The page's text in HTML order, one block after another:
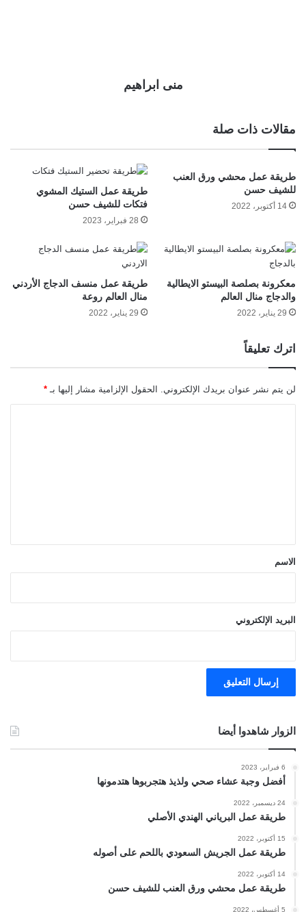
منى ابراهيم
مقالات ذات صلة
طريقة عمل محشي ورق العنب
للشيف حسن
14 أكتوبر، 2022
طريقة عمل الستيك المشوي
فتكات للشيف حسن
28 فبراير، 2023
معكرونة بصلصة البيستو الايطالية
والدجاج منال العالم
29 يناير، 2022
طريقة عمل منسف الدجاج الأردني
منال العالم روعة
29 يناير، 2022
اترك تعليقاً
لن يتم نشر عنوان بريدك الإلكتروني. الحقول الإلزامية مشار إليها بـ *
*الاسم
البريد الإلكتروني
الزوار شاهدوا أيضا
6 فبراير، 2023
أفضل وجبة عشاء صحي ولذيذ هتجربوها هتدمونها
24 ديسمبر، 2022
طريقة عمل البرياني الهندي الأصلي
15 أكتوبر، 2022
طريقة عمل الجريش السعودي باللحم على أصوله
14 أكتوبر، 2022
طريقة عمل محشي ورق العنب للشيف حسن
5 أغسطس، 2022